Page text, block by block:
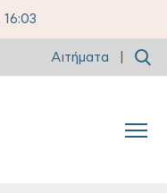
16:03
Αιτήματα